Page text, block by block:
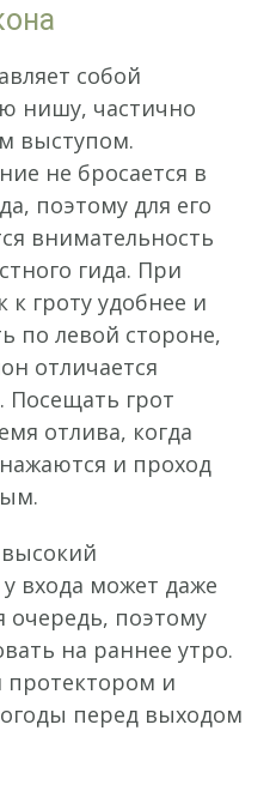
собой
нишу, частично
выступом.
не бросается в
поэтому для его
внимательность
гида. При
к гроту удобнее и
по левой стороне,
отличается
Посещать грот
отлива, когда
и проход
входа может даже
очередь, поэтому
на раннее утро.
протектором и
перед выходом